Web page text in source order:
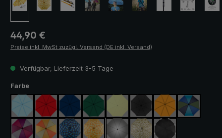
Regulärer Preis:
44,90 €
Preise inkl. MwSt zuzügl. Versand (DE inkl. Versand)
Verfügbar, Lieferzeit 3-5 Tage
Farbeauswählen
hellblau rot marineblaudunkelgrünhellgrün schwarzorange blau / grün
lila / rot / grauorange / gelbblau / grün kariert
gelb / orange kariert
silber, UV-Schutz 50+
camouflageschwarz, mit